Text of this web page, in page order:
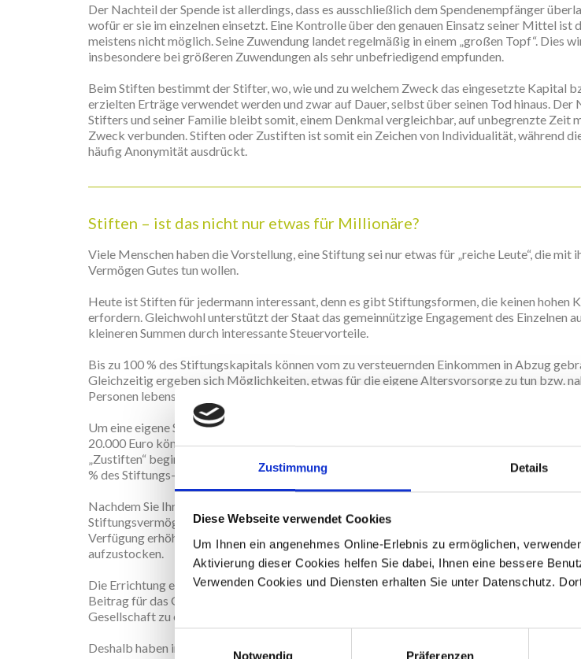
Zustimmung Details
Diese Webseite verwendet Cookies
Um Ihnen ein angenehmes Online-Erlebnis zu ermöglichen,
Aktivierung dieser Cookies helfen Sie dabei, Ihnen eine bessere
Verwenden Cookies und Diensten erhalten Sie unter Datenschutz.
i
Notwendig Präferenzen
Der Nachteil der Spende ist allerdings, dass es ausschließlich dem Spendenempfänger
wofür er sie im einzelnen einsetzt. Eine Kontrolle über den genauen Einsatz seiner Mittel ist
meistens nicht möglich. Seine Zuwendung landet regelmäßig in einem „großen Topf“. Dies
insbesondere bei größeren Zuwendungen als sehr unbefriedigend empfunden.
Beim Stiften bestimmt der Stifter, wo, wie und zu welchem Zweck das eingesetzte Kapital
erzielten Erträge verwendet werden und zwar auf Dauer, selbst über seinen Tod hinaus. Der
Stifters und seiner Familie bleibt somit, einem Denkmal vergleichbar, auf unbegrenzte Zeit
Zweck verbunden. Stiften oder Zustiften ist somit ein Zeichen von Individualität, während
häufig Anonymität ausdrückt.
Stiften – ist das nicht nur etwas für Millionäre?
Viele Menschen haben die Vorstellung, eine Stiftung sei nur etwas für „reiche Leute“, die mit
Vermögen Gutes tun wollen.
Heute ist Stiften für jedermann interessant, denn es gibt Stiftungsformen, die keinen hohen
erfordern. Gleichwohl unterstützt der Staat das gemeinnützige Engagement des Einzelnen
kleineren Summen durch interessante Steuervorteile.
Bis zu 100 % des Stiftungskapitals können vom zu versteuernden Einkommen in Abzug
Gleichzeitig ergeben sich Möglichkeiten, etwas für die eigene Altersvorsorge zu tun bzw.
Personen lebenslang an den Kapitalerträgen der Stiftung teilhaben zu lassen.
Um eine eigene Stiftung zu errichten, müssen Sie also nicht Millionär sein. Bereits mit einem
20.000 Euro können Sie mit einer eigenen Stiftung starten. Mit nur 2.000 Euro können Sie
„Zustiften“ beginnen, also eine bereits bestehende Stiftung unterstützen. Steuerlich können
% des Stiftungs- bzw. Zustiftungskapitals einkommens- und somit steuermindernd geltend
Nachdem Sie Ihre Stiftung mit dem notwendigen Startkapital ausgestattet haben, können Sie
Stiftungsvermögen jederzeit nachträglich, auch nach Ihrem Tode durch entsprechende
Verfügung erhöhen oder andere dazu ermuntern, das Stiftungskapital durch so genannte
aufzustocken.
Die Errichtung einer Stiftung vermittelt Ihnen als Stifter nicht nur das Gefühl, einen positiven
Beitrag für das Gemeinwohl zu leisten, sondern trägt darüber hinaus auch dazu bei, Ihr
Gesellschaft zu erhöhen.
Deshalb haben in der Vergangenheit nicht nur Privatleute, sondern auch viele Unternehmer